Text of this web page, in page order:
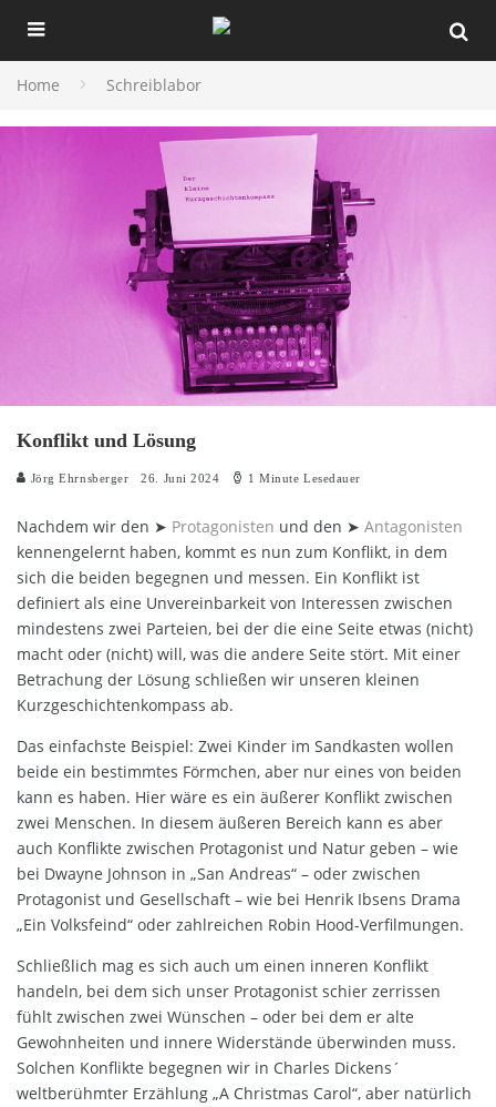
Home Schreiblabor
Konflikt und Lösung
Jörg Ehrnsberger 26. Juni 2024 1 Minute Lesedauer
Nachdem wir den ➤ Protagonisten und den ➤ Antagonisten
kennengelernt haben, kommt es nun zum Konflikt, in dem
sich die beiden begegnen und messen. Ein Konflikt ist
definiert als eine Unvereinbarkeit von Interessen zwischen
mindestens zwei Parteien, bei der die eine Seite etwas (nicht)
macht oder (nicht) will, was die andere Seite stört. Mit einer
Betrachung der Lösung schließen wir unseren kleinen
Kurzgeschichtenkompass ab.
Das einfachste Beispiel: Zwei Kinder im Sandkasten wollen
beide ein bestimmtes Förmchen, aber nur eines von beiden
kann es haben. Hier wäre es ein äußerer Konflikt zwischen
zwei Menschen. In diesem äußeren Bereich kann es aber
auch Konflikte zwischen Protagonist und Natur geben – wie
bei Dwayne Johnson in „San Andreas“ – oder zwischen
Protagonist und Gesellschaft – wie bei Henrik Ibsens Drama
„Ein Volksfeind“ oder zahlreichen Robin Hood-Verfilmungen.
Schließlich mag es sich auch um einen inneren Konflikt
handeln, bei dem sich unser Protagonist schier zerrissen
fühlt zwischen zwei Wünschen – oder bei dem er alte
Gewohnheiten und innere Widerstände überwinden muss.
Solchen Konflikte begegnen wir in Charles Dickens´
weltberühmter Erzählung „A Christmas Carol“, aber natürlich